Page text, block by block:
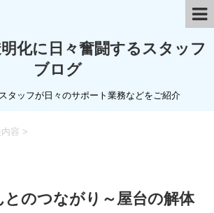
化に日々奮闘するスタッフ
ブログ
タッフが日々のサポート業務などをご紹介
容 >
とのつながり～屋台の解体